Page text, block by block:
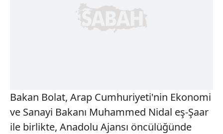
Bakan Bolat, Arap Cumhuriyeti'nin Ekonomi
ve Sanayi Bakanı Muhammed Nidal eş-Şaar
ile birlikte, Anadolu Ajansı öncülüğünde